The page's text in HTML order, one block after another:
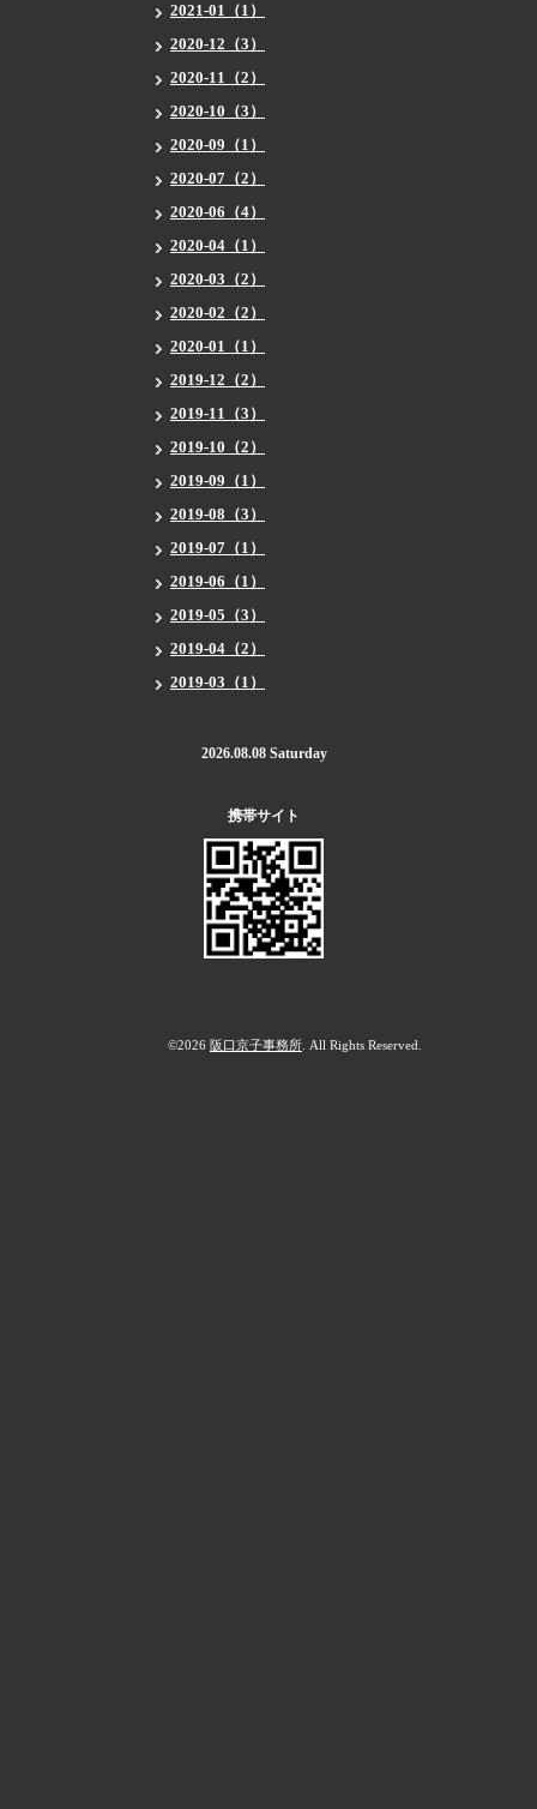
2021-01（1）
2020-12（3）
2020-11（2）
2020-10（3）
2020-09（1）
2020-07（2）
2020-06（4）
2020-04（1）
2020-03（2）
2020-02（2）
2020-01（1）
2019-12（2）
2019-11（3）
2019-10（2）
2019-09（1）
2019-08（3）
2019-07（1）
2019-06（1）
2019-05（3）
2019-04（2）
2019-03（1）
2026.08.08 Saturday
携帯サイト
©2026 阪口京子事務所 . All Rights Reserved.